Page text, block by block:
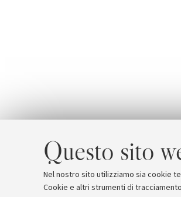
Questo sito
Nel nostro sito utilizziamo sia cookie
Cookie e altri strumenti di